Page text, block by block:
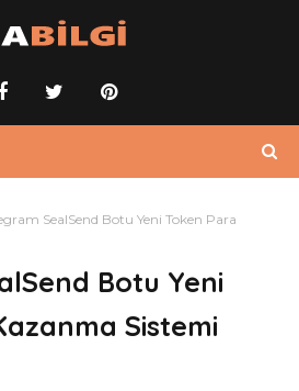
SealSend Botu Yeni Token Para
Botu Yeni
Sistemi